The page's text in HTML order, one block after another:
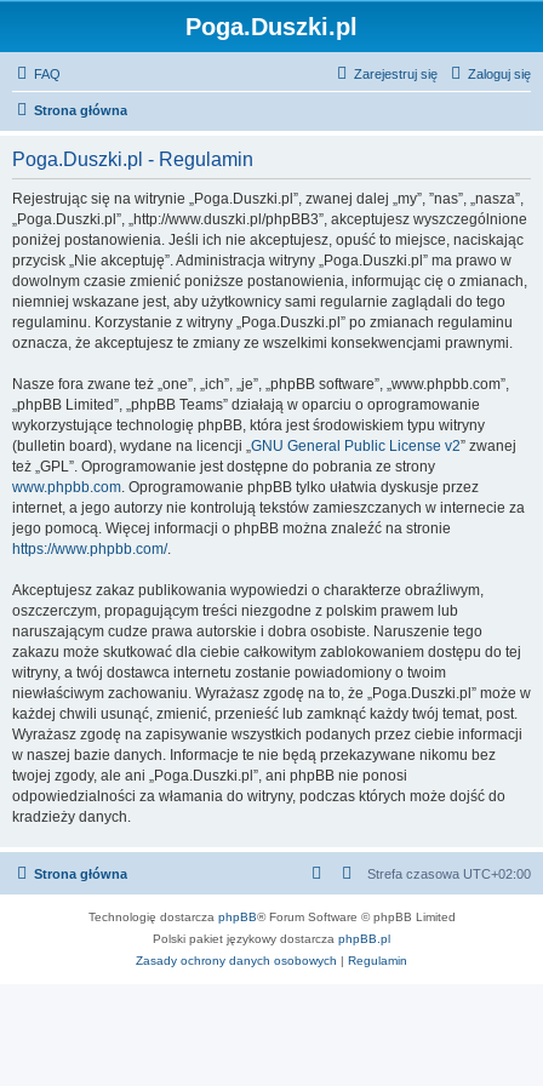
Poga.Duszki.pl
FAQ Zaloguj się
Zarejestruj się
Strona główna
Poga.Duszki.pl - Regulamin
Rejestrując się na witrynie „Poga.Duszki.pl”, zwanej dalej „my”, ”nas”, „nasza”,
„Poga.Duszki.pl”, „http://www.duszki.pl/phpBB3”, akceptujesz wyszczególnione
poniżej postanowienia. Jeśli ich nie akceptujesz, opuść to miejsce, naciskając
przycisk „Nie akceptuję”. Administracja witryny „Poga.Duszki.pl” ma prawo w
dowolnym czasie zmienić poniższe postanowienia, informując cię o zmianach,
niemniej wskazane jest, aby użytkownicy sami regularnie zaglądali do tego
regulaminu. Korzystanie z witryny „Poga.Duszki.pl” po zmianach regulaminu
oznacza, że akceptujesz te zmiany ze wszelkimi konsekwencjami prawnymi.
Nasze fora zwane też „one”, „ich”, „je”, „phpBB software”, „www.phpbb.com”,
„phpBB Limited”, „phpBB Teams” działają w oparciu o oprogramowanie
wykorzystujące technologię phpBB, która jest środowiskiem typu witryny
(bulletin board), wydane na licencji „GNU General Public License v2” zwanej
też „GPL”. Oprogramowanie jest dostępne do pobrania ze strony
www.phpbb.com. Oprogramowanie phpBB tylko ułatwia dyskusje przez
internet, a jego autorzy nie kontrolują tekstów zamieszczanych w internecie za
jego pomocą. Więcej informacji o phpBB można znaleźć na stronie
https://www.phpbb.com/.
Akceptujesz zakaz publikowania wypowiedzi o charakterze obraźliwym,
oszczerczym, propagującym treści niezgodne z polskim prawem lub
naruszającym cudze prawa autorskie i dobra osobiste. Naruszenie tego
zakazu może skutkować dla ciebie całkowitym zablokowaniem dostępu do tej
witryny, a twój dostawca internetu zostanie powiadomiony o twoim
niewłaściwym zachowaniu. Wyrażasz zgodę na to, że „Poga.Duszki.pl” może w
każdej chwili usunąć, zmienić, przenieść lub zamknąć każdy twój temat, post.
Wyrażasz zgodę na zapisywanie wszystkich podanych przez ciebie informacji
w naszej bazie danych. Informacje te nie będą przekazywane nikomu bez
twojej zgody, ale ani „Poga.Duszki.pl”, ani phpBB nie ponosi
odpowiedzialności za włamania do witryny, podczas których może dojść do
kradzieży danych.
Strona główna Strefa czasowa UTC+02:00
Technologię dostarcza phpBB® Forum Software © phpBB Limited
Polski pakiet językowy dostarcza phpBB.pl
Zasady ochrony danych osobowych | Regulamin